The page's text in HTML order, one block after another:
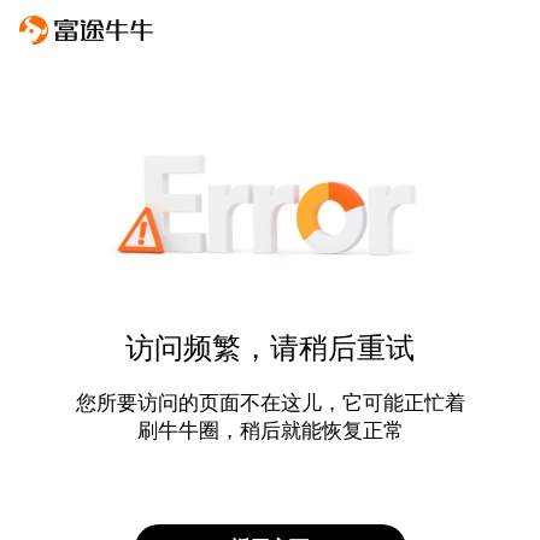
访问频繁，请稍后重试
您所要访问的页面不在这儿，它可能正忙着
刷牛牛圈，稍后就能恢复正常